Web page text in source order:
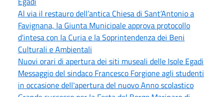
Al via il restauro dell’antica Chiesa di Sant’Antonio a
Favignana, la Giunta Municipale approva protocollo
d'intesa con la Curia e la Soprintendenza dei Beni
Culturali e Ambientali
Nuovi orari di apertura dei siti museali delle Isole Egadi
Messaggio del sindaco Francesco Forgione agli studenti
in occasione dell'apertura del nuovo Anno scolastico